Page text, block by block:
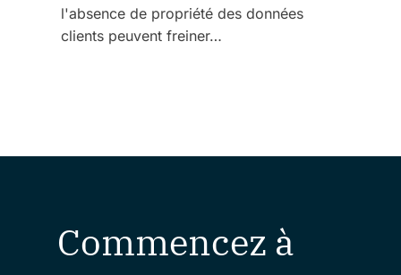
l'absence de propriété des données
clients peuvent freiner…
Commencez à